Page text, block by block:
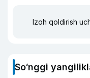
Izoh qoldirish
So‘nggi